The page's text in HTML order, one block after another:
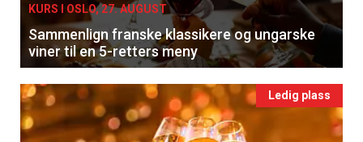
KURS I OSLO, 27. AUGUST
Sammenlign franske klassikere og ungarske
viner til en 5-retters meny
Ledig plass